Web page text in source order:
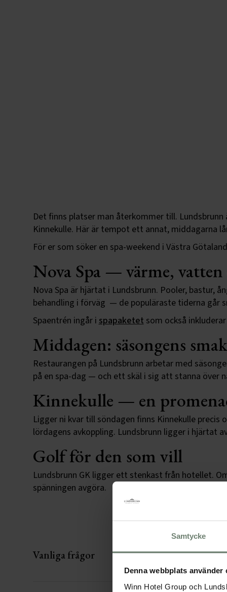
Samtycke
Denna webbplats använder
Winn Hotel Group och
Det finns platser man återkommer till.
Kinnekulle. Här är tempot ett annat, middagarna
För er som söker en spa-weekend i Västra
Nova Spa — värme,
Nova Spa är hjärtat i Lundsbrunn. Pooler, bastur,
behandling i förväg — de populäraste tiderna går
Spaentrén ingår ispapaketetsom också
Middagen: säsongens
Restaurangen på Lundsbrunn arbetar med
på en spa-dag — och ett skäl i sig att stanna över
Kinnekulle — en
Ligger ni kvar till söndagen finns Kinnekulle
lördagens avkoppling. Lundsbrunn ligger i hjärtat
Golf för den som vill
Lundsbrunn GK ligger ett stenkast från hotellet.
spänningen avgöra.
Vanliga frågor